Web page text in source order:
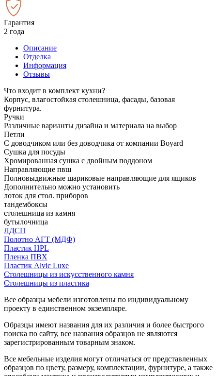
Гарантия
2 года
Описание
Отделка
Информация
Отзывы
Что входит в комплект кухни?
Корпус, влагостойкая столешница, фасады, базовая
фурнитура.
Ручки
Различные варианты дизайна и материала на выбор
Петли
С доводчиком или без доводчика от компании Boyard
Сушка для посуды
Хромированная сушка с двойным поддоном
Направляющие пвш
Полновыдвижные шариковые направляющие для ящиков
Дополнительно можно установить
лоток для стол. приборов
тандембоксы
столешница из камня
бутылочница
ЛДСП
Полотно АГТ (МДФ)
Пластик HPL
Пленка ПВХ
Пластик Alvic Luxe
Столешницы из искусственного камня
Столешницы из пластика
Все образцы мебели изготовлены по индивидуальному
проекту в единственном экземпляре.
Образцы имеют названия для их различия и более быстрого
поиска по сайту, все названия образцов не являются
зарегистрированным товарным знаком.
Все мебельные изделия могут отличаться от представленных
образцов по цвету, размеру, комплектации, фурнитуре, а также